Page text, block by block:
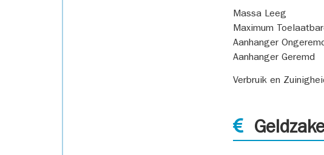
Massa Leeg
Maximum
Aanhanger
Aanhanger Geremd
Verbruik en